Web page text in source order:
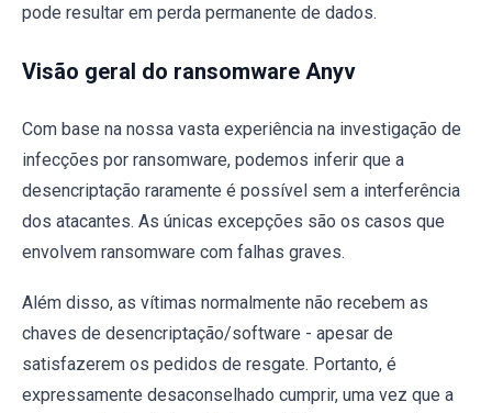
pode resultar em perda permanente de dados.
Visão geral do ransomware Anyv
Com base na nossa vasta experiência na investigação de
infecções por ransomware, podemos inferir que a
desencriptação raramente é possível sem a interferência
dos atacantes. As únicas excepções são os casos que
envolvem ransomware com falhas graves.
Além disso, as vítimas normalmente não recebem as
chaves de desencriptação/software - apesar de
satisfazerem os pedidos de resgate. Portanto, é
expressamente desaconselhado cumprir, uma vez que a